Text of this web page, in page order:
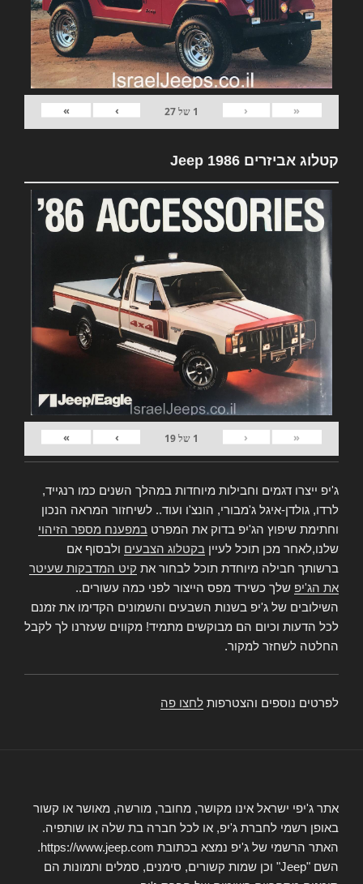
«
‹
1 של27
›
»
קטלוג אביזרים Jeep 1986
«
‹
1 של19
›
»
ג'יפ ייצרו דגמים וחבילות מיוחדות במהלך השנים כמו רנגייד,
לרדו, גולדן-איגל ג'מבורי, הונצ'ו ועוד.. לשיחזור המראה הנכון
וחתימת שיפוץ הג'יפ בדוק את המפרט במפענח מספר הזיהוי
שלנו,לאחר מכן תוכל לעיין בקטלוג הצבעים ולבסוף אם
ברשותך חבילה מיוחדת תוכל לבחור את קיט המדבקות שעיטר
את הג'יפ שלך כשירד מפס הייצור לפני כמה עשורים..
השילובים של ג'יפ בשנות השבעים והשמונים הקדימו את זמנם
לכל הדעות וכיום הם מבוקשים מתמיד! מקווים שעזרנו לך לקבל
החלטה לשחזר למקור.
לפרטים נוספים והצטרפות לחצו פה
אתר ג'יפי ישראל אינו מקושר, מחובר, מורשה, מאושר או קשור
באופן רשמי לחברת ג'יפ, או לכל חברה בת שלה או שותפיה.
האתר הרשמי של ג'יפ נמצא בכתובת https://www.jeep.com.
השם "Jeep" וכן שמות קשורים, סימנים, סמלים ותמונות הם